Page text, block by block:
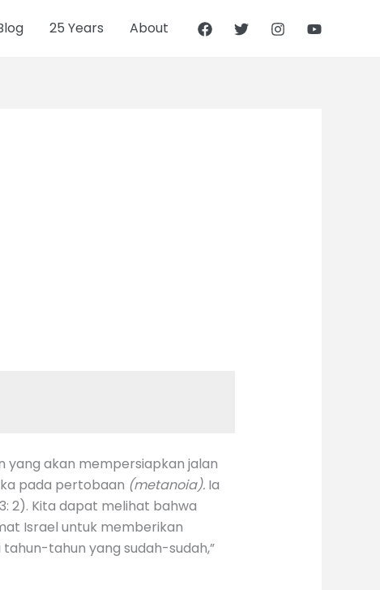
25 Years About
yang akan mempersiapkan jalan
pada pertobaan (metanoia).Ia
2). Kita dapat melihat bahwa
Israel untuk memberikan
tahun yang sudah-sudah,”